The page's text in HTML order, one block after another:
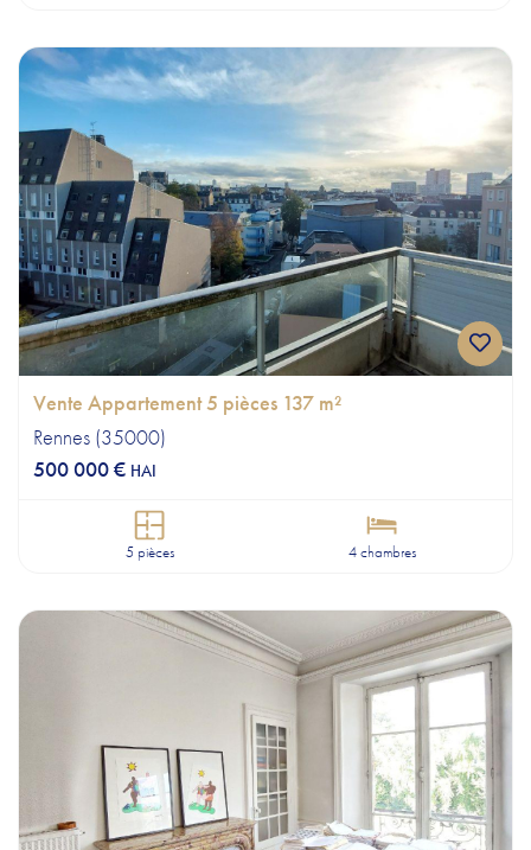
Vente Appartement 5 pièces 137 m²
Rennes (35000)
500 000 € HAI
5 pièces 4 chambres